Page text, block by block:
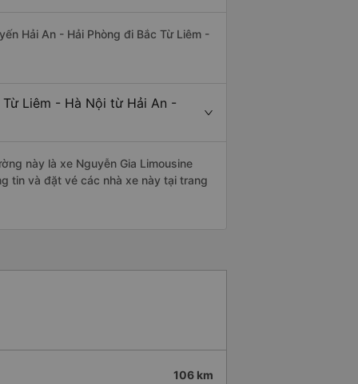
Hải An - Hải Phòng đi Bắc Từ Liêm -
Liêm - Hà Nội từ Hải An -
này là xe Nguyễn Gia Limousine
tin và đặt vé các nhà xe này tại trang
106 km